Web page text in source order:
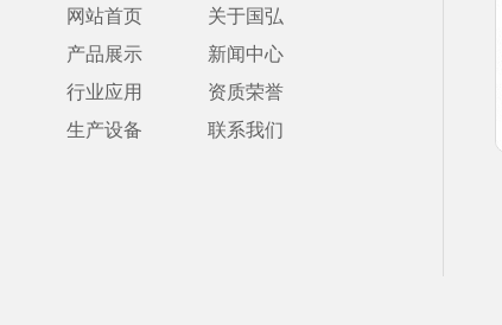
网站首页
关于国弘
产品展示
新闻中心
行业应用
资质荣誉
生产设备
联系我们